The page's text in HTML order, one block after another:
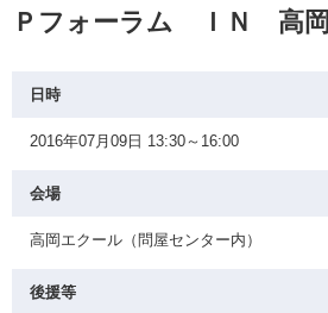
Ｐフォーラム ＩＮ 高岡
日時
2016年07月09日 13:30～16:00
会場
高岡エクール（問屋センター内）
後援等